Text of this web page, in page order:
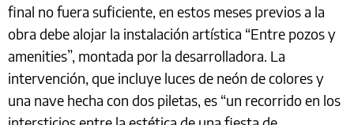
final no fuera suficiente, en estos meses previos a la
obra debe alojar la instalación artística “Entre pozos y
amenities”, montada por la desarrolladora. La
intervención, que incluye luces de neón de colores y
una nave hecha con dos piletas, es “un recorrido en los